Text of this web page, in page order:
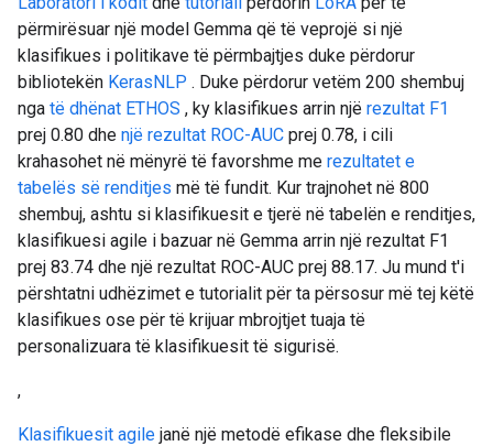
përmirësuar një model Gemma që të veprojë si një
klasifikues i politikave të përmbajtjes duke përdorur
bibliotekën KerasNLP . Duke përdorur vetëm 200 shembuj
nga të dhënat ETHOS , ky klasifikues arrin një rezultat F1
prej 0.80 dhe një rezultat ROC-AUC prej 0.78, i cili
krahasohet në mënyrë të favorshme me rezultatet e
tabelës së renditjes më të fundit. Kur trajnohet në 800
shembuj, ashtu si klasifikuesit e tjerë në tabelën e renditjes,
klasifikuesi agile i bazuar në Gemma arrin një rezultat F1
prej 83.74 dhe një rezultat ROC-AUC prej 88.17. Ju mund t'i
përshtatni udhëzimet e tutorialit për ta përsosur më tej këtë
klasifikues ose për të krijuar mbrojtjet tuaja të
personalizuara të klasifikuesit të sigurisë.
,
Klasifikuesit agile janë një metodë efikase dhe fleksibile